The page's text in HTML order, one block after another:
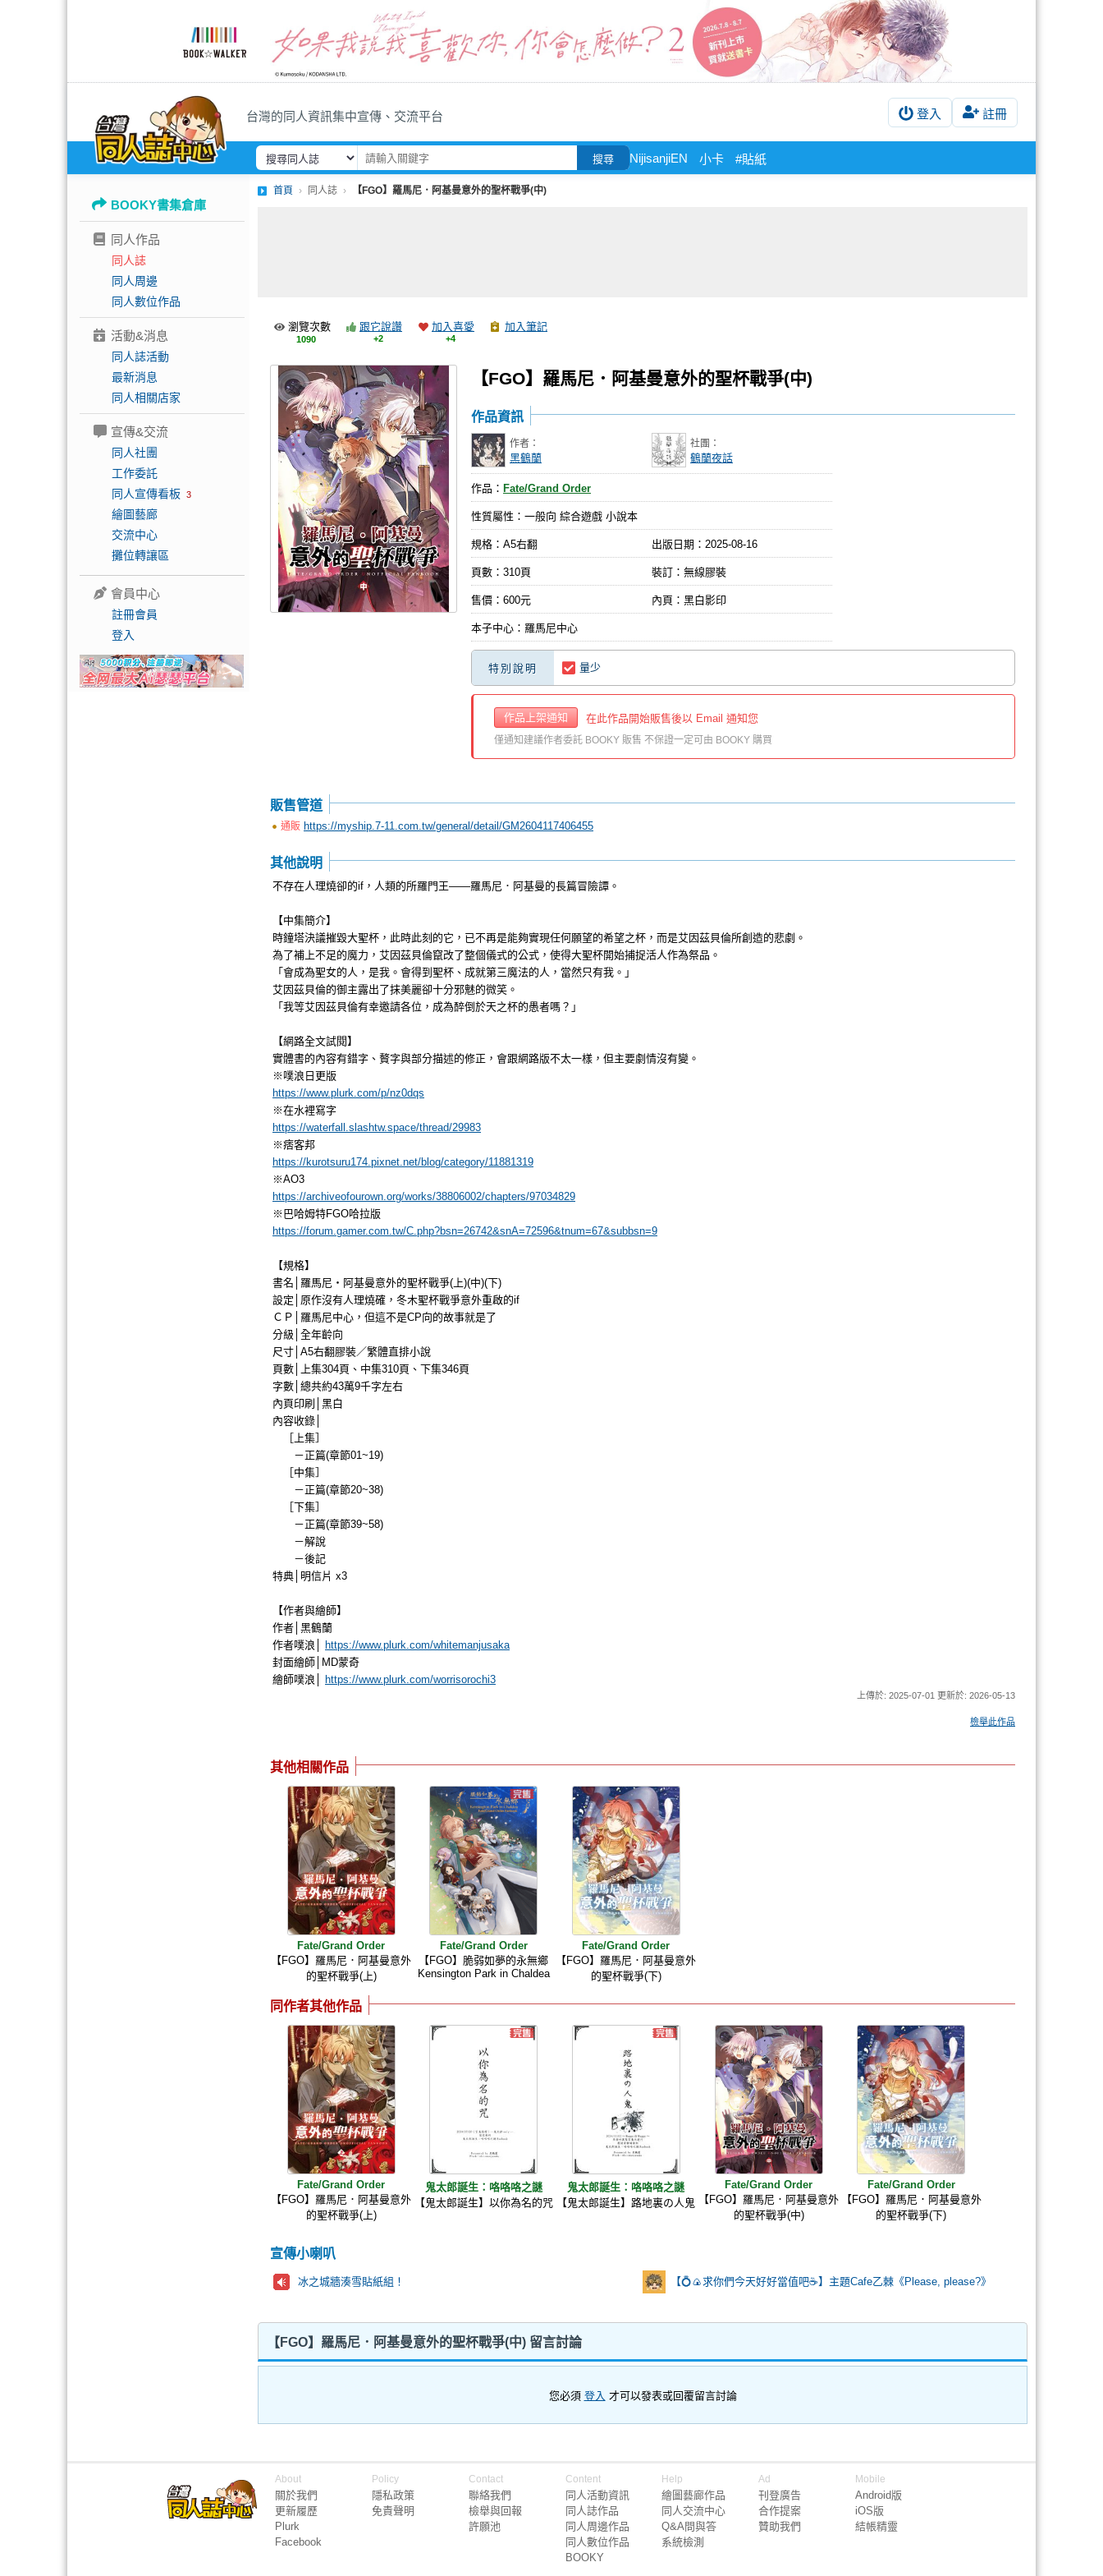
台灣的同人資訊集中宣傳、交流平台 登入 註冊
搜尋 NijisanjiEN 小卡 #貼紙
BOOKY書集倉庫
同人作品
同人誌
同人周邊
同人數位作品
活動&消息
同人誌活動
最新消息
同人相關店家
宣傳&交流
同人社團
工作委託
同人宣傳看板 3
繪圖藝廊
交流中心
攤位轉讓區
會員中心
註冊會員
登入
首頁 同人誌 【FGO】羅馬尼．阿基曼意外的聖杯戰爭(中)
瀏覽次數
1090
跟它說讚
+2
加入喜愛
+4
加入筆記
【FGO】羅馬尼．阿基曼意外的聖杯戰爭(中)
作品資訊
作者：
黑鶴蘭
社團：
鶴蘭夜話
作品： Fate/Grand Order
性質屬性：一般向 綜合遊戲 小說本
規格：A5右翻 出版日期： 2025-08-16
頁數：310頁 裝訂：無線膠裝
售價：600元 內頁：黑白影印
本子中心：羅馬尼中心
特別說明 量少
作品上架通知 在此作品開始販售後以 Email 通知您
僅通知建議作者委託 BOOKY 販售 不保證一定可由 BOOKY 購買
販售管道
通販 https://myship.7-11.com.tw/general/detail/GM2604117406455
其他說明
不存在人理燒卻的if，人類的所羅門王——羅馬尼．阿基曼的長篇冒險譚。
【中集簡介】
時鐘塔決議摧毀大聖杯，此時此刻的它，已不再是能夠實現任何願望的希望之杯，而是艾因茲貝倫所創造的悲劇。
為了補上不足的魔力，艾因茲貝倫竄改了整個儀式的公式，使得大聖杯開始捕捉活人作為祭品。
「會成為聖女的人，是我。會得到聖杯、成就第三魔法的人，當然只有我。」
艾因茲貝倫的御主露出了抹美麗卻十分邪魅的微笑。
「我等艾因茲貝倫有幸邀請各位，成為醉倒於天之杯的愚者嗎？」
【網路全文試閱】
實體書的內容有錯字、贅字與部分描述的修正，會跟網路版不太一樣，但主要劇情沒有變。
※噗浪日更版
https://www.plurk.com/p/nz0dqs
※在水裡寫字
https://waterfall.slashtw.space/thread/29983
※痞客邦
https://kurotsuru174.pixnet.net/blog/category/11881319
※AO3
https://archiveofourown.org/works/38806002/chapters/97034829
※巴哈姆特FGO哈拉版
https://forum.gamer.com.tw/C.php?bsn=26742&snA=72596&tnum=67&subbsn=9
【規格】
書名│羅馬尼‧阿基曼意外的聖杯戰爭(上)(中)(下)
設定│原作沒有人理燒確，冬木聖杯戰爭意外重啟的if
ＣＰ│羅馬尼中心，但這不是CP向的故事就是了
分級│全年齡向
尺寸│A5右翻膠裝／繁體直排小說
頁數│上集304頁、中集310頁、下集346頁
字數│總共約43萬9千字左右
內頁印刷│黑白
內容收錄│
［上集］
－正篇(章節01~19)
［中集］
－正篇(章節20~38)
［下集］
－正篇(章節39~58)
－解說
－後記
特典│明信片 x3
【作者與繪師】
作者│黑鶴蘭
作者噗浪│
https://www.plurk.com/whitemanjusaka
封面繪師│MD蒙奇
繪師噗浪│
https://www.plurk.com/worrisorochi3
上傳於: 2025-07-01 更新於: 2026-05-13
檢舉此作品
其他相關作品
Fate/Grand Order
【FGO】羅馬尼．阿基曼意外
的聖杯戰爭(上)
Fate/Grand Order
【FGO】脆弱如夢的永無鄉
Kensington Park in Chaldea
Fate/Grand Order
【FGO】羅馬尼．阿基曼意外
的聖杯戰爭(下)
同作者其他作品
Fate/Grand Order
【FGO】羅馬尼．阿基曼意外
的聖杯戰爭(上)
鬼太郎誕生：咯咯咯之謎
【鬼太郎誕生】以你為名的咒
鬼太郎誕生：咯咯咯之謎
【鬼太郎誕生】路地裏の人鬼
Fate/Grand Order
【FGO】羅馬尼．阿基曼意外
的聖杯戰爭(中)
Fate/Grand Order
【FGO】羅馬尼．阿基曼意外
的聖杯戰爭(下)
宣傳小喇叭
冰之城牆湊雪貼紙組！ 【💍🍙求你們今天好好當值吧☕️】主題Cafe乙棘《Please, please?》
【FGO】羅馬尼．阿基曼意外的聖杯戰爭(中) 留言討論
您必須 登入 才可以發表或回覆留言討論
About
關於我們
更新履歷
Plurk
Facebook
Policy
隱私政策
免責聲明
Contact
聯絡我們
檢舉與回報
許願池
Content
同人活動資訊
同人誌作品
同人周邊作品
同人數位作品
BOOKY
Help
繪圖藝廊作品
同人交流中心
Q&A問與答
系統檢測
Ad
刊登廣告
合作提案
贊助我們
Mobile
Android版
iOS版
結帳精靈